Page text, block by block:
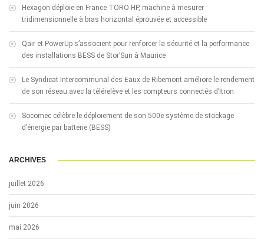
Hexagon déploie en France TORO HP, machine à mesurer
tridimensionnelle à bras horizontal éprouvée et accessible
Qair et PowerUp s’associent pour renforcer la sécurité et la performance
des installations BESS de Stor’Sun à Maurice
Le Syndicat Intercommunal des Eaux de Ribemont améliore le rendement
de son réseau avec la télérelève et les compteurs connectés d’Itron
Socomec célèbre le déploiement de son 500e système de stockage
d’énergie par batterie (BESS)
ARCHIVES
juillet 2026
juin 2026
mai 2026